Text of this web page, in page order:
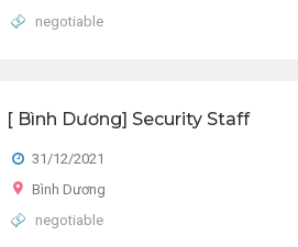
negotiable
[ Bình Dương] Security Staff
31/12/2021
Bình Dương
negotiable